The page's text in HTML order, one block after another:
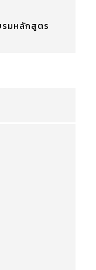
รมหลักสูตร